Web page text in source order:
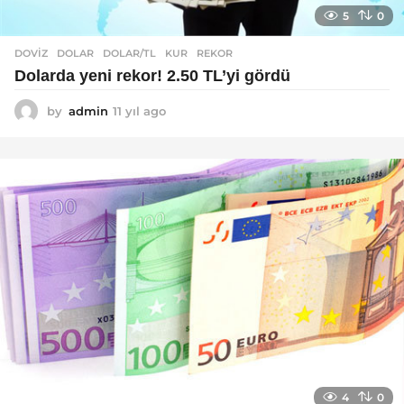
5 0
DOVIZ DOLAR ,DOLAR/TL ,KUR ,REKOR
Dolarda yeni rekor! 2.50 TL’yi gördü
by admin 11 yıl ago
l
a
g
o
4 0